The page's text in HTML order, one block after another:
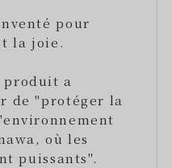
pour
la joie.
produit a
de "protéger la
où les
puissants".